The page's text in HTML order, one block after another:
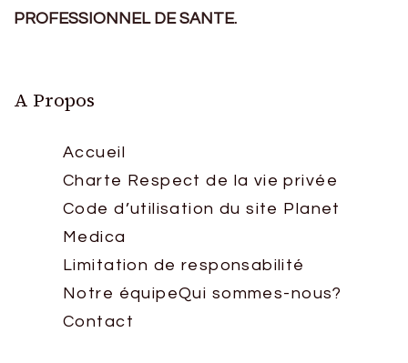
PROFESSIONNEL DE SANTE.
A Propos
Accueil
Charte Respect de la vie privée
Code d’utilisation du site Planet
Medica
Limitation de responsabilité
Notre équipeQui sommes-nous?
Contact